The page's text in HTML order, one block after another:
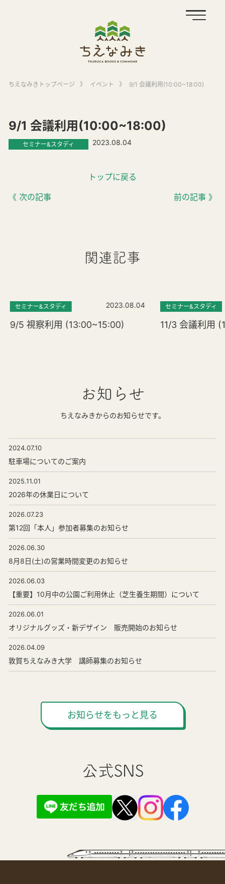
ちえなみきトップページ 》 イベント 》 9/1 会議利用(10:00~18:00)
9/1 会議利用(10:00~18:00)
セミナー&スタディ 2023.08.04
《 次の記事
トップに戻る
前の記事 》
関連記事
セミナー&スタディ 2023.08.04
9/5 視察利用 (13:00~15:00)
セミナー&スタディ
11/3 会議利用
お知らせ
ちえなみきからのお知らせです。
2024.07.10
駐車場についてのご案内
2025.11.01
2026年の休業日について
2026.07.23
第12回「本人」参加者募集のお知らせ
2026.06.30
8月8日(土)の営業時間変更のお知らせ
2026.06.03
【重要】10月中の公園ご利用休止（芝生養生期間）について
2026.06.01
オリジナルグッズ・新デザイン 販売開始のお知らせ
2026.04.09
敦賀ちえなみき大学 講師募集のお知らせ
お知らせをもっと見る
公式SNS